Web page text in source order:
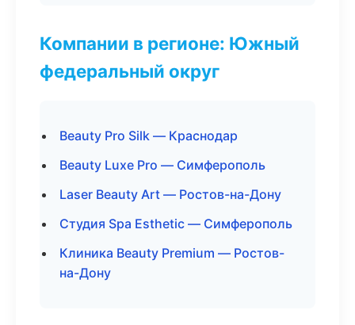
Компании в регионе: Южный
федеральный округ
Beauty Pro Silk — Краснодар
Beauty Luxe Pro — Симферополь
Laser Beauty Art — Ростов-на-Дону
Студия Spa Esthetic — Симферополь
Клиника Beauty Premium — Ростов-
на-Дону